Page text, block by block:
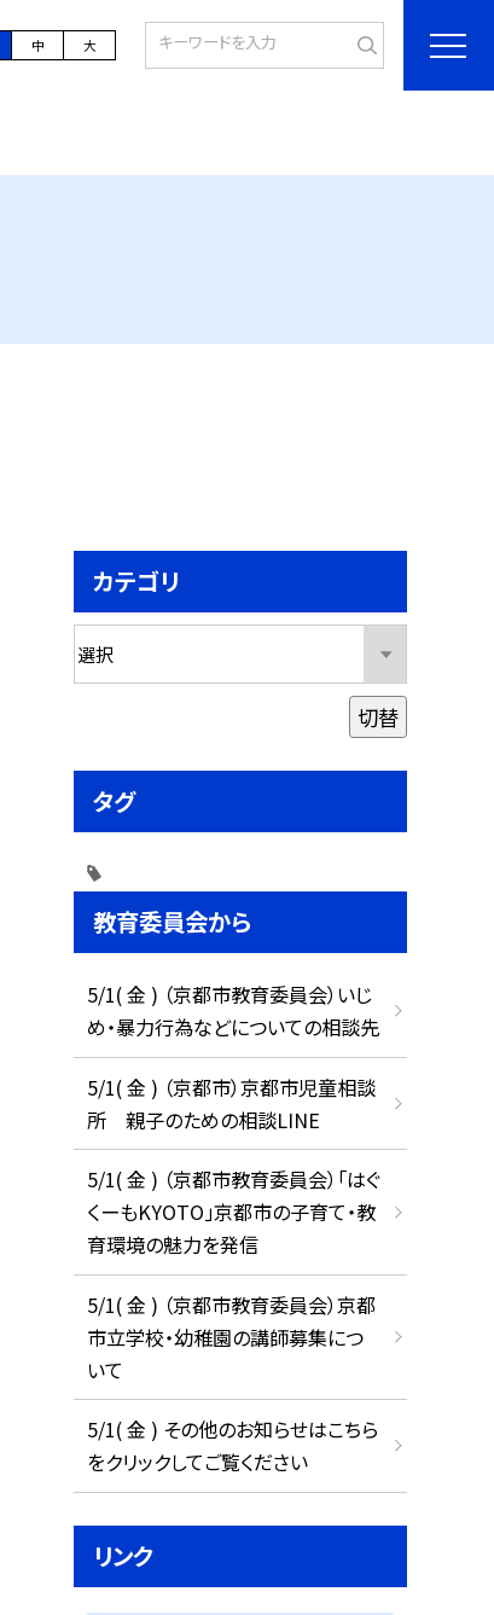
中 大
カテゴリ
切替
タグ
教育委員会から
5/1( 金 ) （京都市教育委員会）いじ
め・暴力行為などについての相談先
5/1( 金 ) （京都市）京都市児童相談
所 親子のための相談LINE
5/1( 金 ) （京都市教育委員会）「はぐ
くーもKYOTO」京都市の子育て・教
育環境の魅力を発信
5/1( 金 ) （京都市教育委員会）京都
市立学校・幼稚園の講師募集につ
いて
5/1( 金 ) その他のお知らせはこちら
をクリックしてご覧ください
リンク